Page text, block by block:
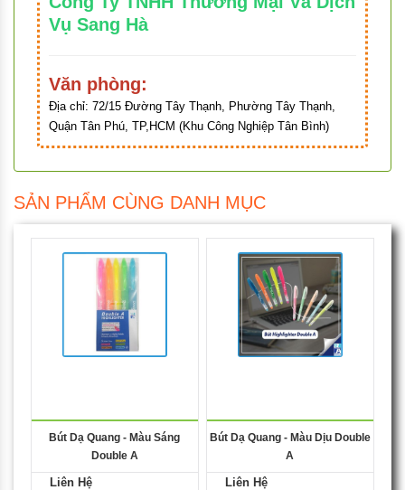
Vụ Sang Hà
Văn phòng:
Địa chỉ: 72/15 Đường Tây Thạnh, Phường Tây Thạnh,
Quận Tân Phú, TP,HCM (Khu Công Nghiệp Tân Bình)
SẢN PHẨM CÙNG DANH MỤC
Bút Dạ Quang - Màu Sáng
Double A
Liên Hệ
Bút Dạ Quang - Màu Dịu Double
A
Liên Hệ